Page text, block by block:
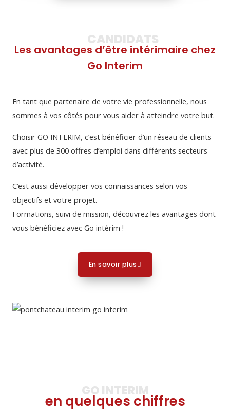
CANDIDATS
Les avantages d’être intérimaire chez
Go Interim
En tant que partenaire de votre vie professionnelle, nous
sommes à vos côtés pour vous aider à atteindre votre but.
Choisir GO INTERIM, c’est bénéficier d’un réseau de clients
avec plus de 300 offres d’emploi dans différents secteurs
d’activité.
C’est aussi développer vos connaissances selon vos
objectifs et votre projet.
Formations, suivi de mission, découvrez les avantages dont
vous bénéficiez avec Go intérim !
En savoir plus
GO INTERIM
en quelques chiffres